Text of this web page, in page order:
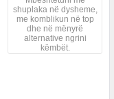
shuplaka në dysheme,
me komblikun në top
dhe në mënyrë
alternative ngrini
këmbët.